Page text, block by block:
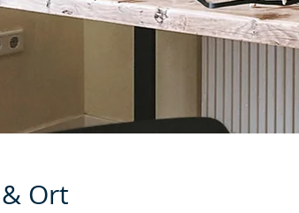
Ort